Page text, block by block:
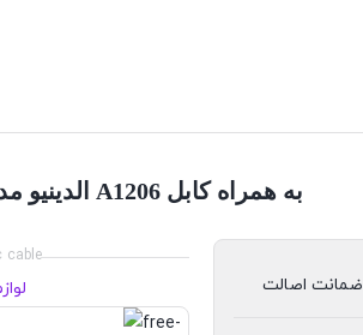
شارژر دیواری LDNIO الدینیو مدل A1206 به همراه کابل
cable
ضمانت اصالت